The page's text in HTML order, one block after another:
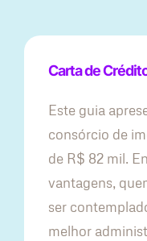
Carta de
Este guia
consórcio de
de R$ 82 mil.
vantagens,
ser
melhor